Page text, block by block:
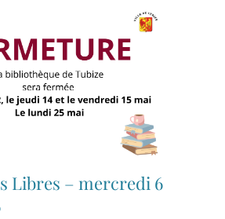
Libres – mercredi 6